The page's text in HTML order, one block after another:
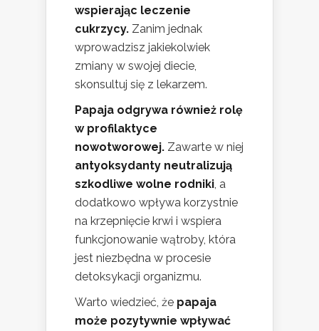
wspierając leczenie
cukrzycy. Zanim jednak
wprowadzisz jakiekolwiek
zmiany w swojej diecie,
skonsultuj się z lekarzem.
Papaja odgrywa również rolę
w profilaktyce
nowotworowej. Zawarte w niej
antyoksydanty neutralizują
szkodliwe wolne rodniki, a
dodatkowo wpływa korzystnie
na krzepnięcie krwi i wspiera
funkcjonowanie wątroby, która
jest niezbędna w procesie
detoksykacji organizmu.
Warto wiedzieć, że papaja
może pozytywnie wpływać